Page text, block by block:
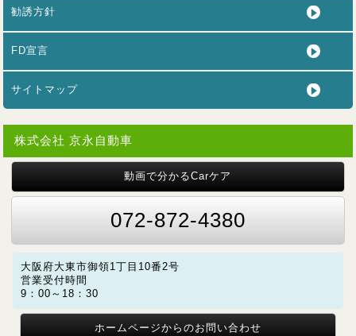
勧誘方針
FD宣言
サイトマップ
株式会社 京永自動車
動画で分かるCarケア
072-872-4380
大阪府大東市御領1丁目10番2号
営業受付時間
9：00～18：30
ホームページからのお問い合わせ